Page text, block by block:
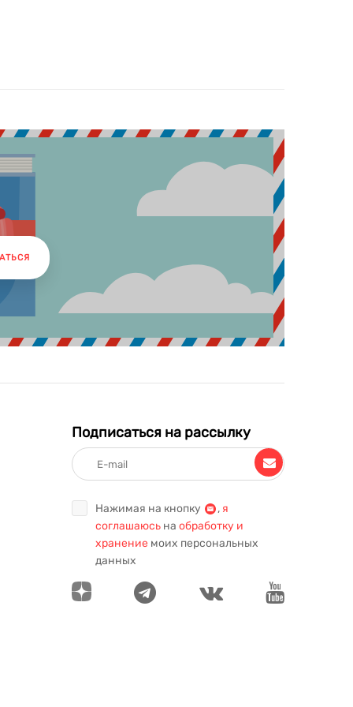
Подписаться на рассылку
Нажимая на кнопку , я
соглашаюсь на обработку и
хранение моих персональных
данных